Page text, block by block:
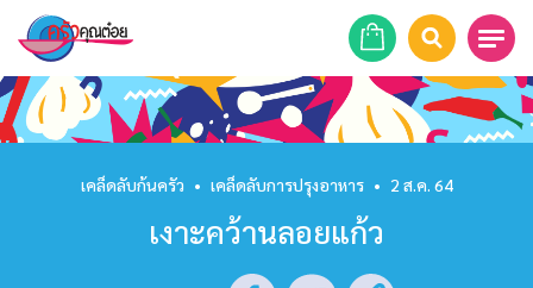
หน้าแรก
สูตรอาหาร
เคล็ดลับก้นครัว • เคล็ดลับการปรุงอาหาร • 2 ส.ค. 64
เงาะคว้านลอยแก้ว